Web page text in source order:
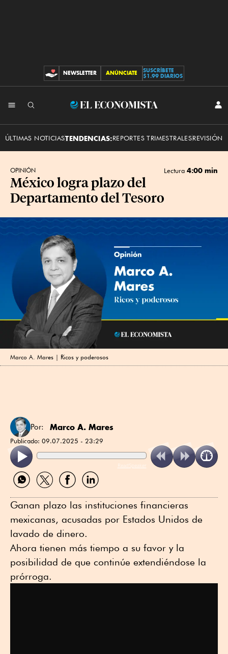
CONTRIBUCIONES
NEWSLETTER ANÚNCIATE
SUSCRÍBETE
$1.99 DIARIOS
El
ÚLTIMAS NOTICIASTENDENCIAS:REPORTES TRIMESTRALESREVISIÓN
OPINIÓN Lectura 4:00 min
México logra plazo del
Departamento del Tesoro
Marco A. Mares | Ricos y poderosos
Por: Marco A. Mares
Publicado: 09.07.2025 - 23:29
ReadSpeaker
Compartir
por
Compartir
por
Compartir
por
Compartir
por
Ganan plazo las instituciones financieras
mexicanas, acusadas por Estados Unidos de
lavado de dinero.
Ahora tienen más tiempo a su favor y la
posibilidad de que continúe extendiéndose la
prórroga.